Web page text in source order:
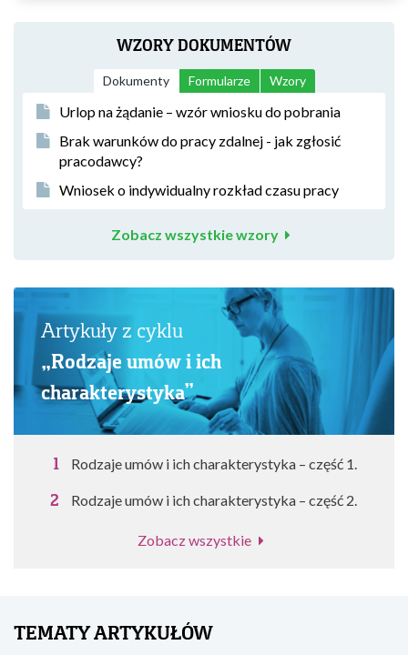
WZORY DOKUMENTÓW
Dokumenty Formularze Wzory
Urlop na żądanie – wzór wniosku do pobrania
Brak warunków do pracy zdalnej - jak zgłosić
pracodawcy?
Wniosek o indywidualny rozkład czasu pracy
Zobacz wszystkie wzory
Artykuły z cyklu
„Rodzaje umów i ich
charakterystyka”
Rodzaje umów i ich charakterystyka – część 1.
Rodzaje umów i ich charakterystyka – część 2.
Zobacz wszystkie
TEMATY ARTYKUŁÓW